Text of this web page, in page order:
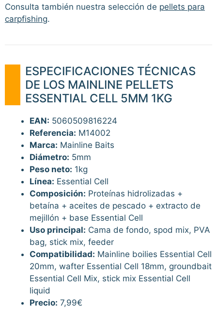
Consulta también nuestra selección de pellets para
carpfishing.
ESPECIFICACIONES TÉCNICAS
DE LOS MAINLINE PELLETS
ESSENTIAL CELL 5MM 1KG
EAN: 5060509816224
Referencia: M14002
Marca: Mainline Baits
Diámetro: 5mm
Peso neto: 1kg
Línea: Essential Cell
Composición: Proteínas hidrolizadas +
betaína + aceites de pescado + extracto de
mejillón + base Essential Cell
Uso principal: Cama de fondo, spod mix, PVA
bag, stick mix, feeder
Compatibilidad: Mainline boilies Essential Cell
20mm, wafter Essential Cell 18mm, groundbait
Essential Cell Mix, stick mix Essential Cell
liquid
Precio: 7,99€